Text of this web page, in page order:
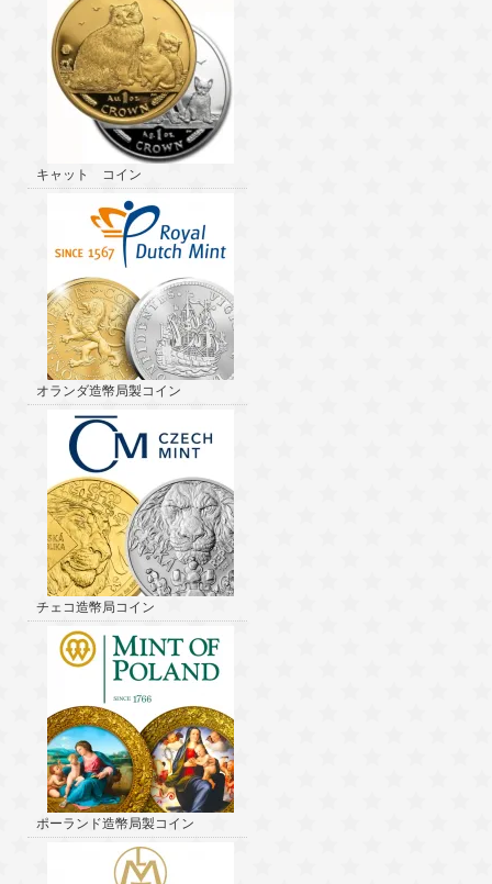
キャット コイン
オランダ造幣局製コイン
チェコ造幣局コイン
ポーランド造幣局製コイン